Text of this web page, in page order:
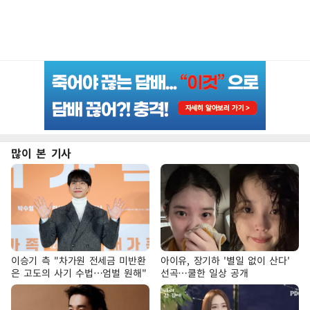
많이 본 기사
이승기 측 "차가원 전세금 미반환
은 고도의 사기 수법…엄벌 원해"
아이유, 장기하 '별일 없이 산다'
선곡…쿨한 일상 공개